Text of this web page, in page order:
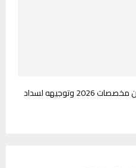
مؤسسة النفط: تسييل مليار دينار من مخصصات 2026 وتوجيهه لسداد